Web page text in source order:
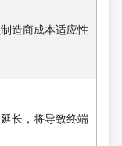
造商成本适应性
长，将导致终端